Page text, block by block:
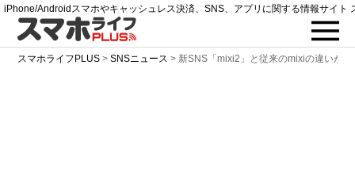
iPhone/Androidスマホやキャッシュレス決済、SNS、アプリに関する情報サイト
スマホライフPLUS >SNSニュース > 新SNS「mixi2」と従来のmixiの違いが